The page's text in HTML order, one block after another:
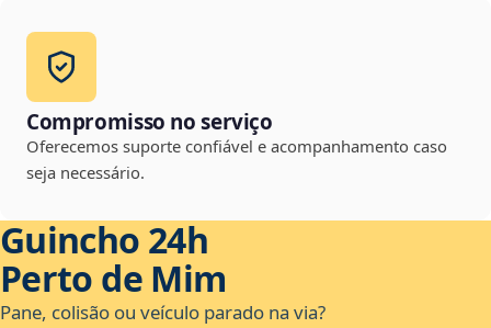
Compromisso no serviço
Oferecemos suporte confiável e acompanhamento caso
seja necessário.
Guincho 24h
Perto de Mim
Pane, colisão ou veículo parado na via?